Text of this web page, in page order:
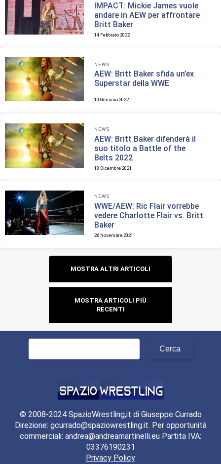
IMPACT: Mickie James vuole
andare in AEW per affrontare
Britt Baker
14 Febbraio 2022
NEWS
AEW: Britt Baker sfida un’ex
Superstar della WWE
10 Gennaio 2022
NEWS
AEW: Britt Baker difenderà il
suo titolo a Battle of the
Belts 2022
18 Dicembre 2021
NEWS
WWE/AEW: Ric Flair vorrebbe
vedere Charlotte Flair vs. Britt
Baker
26 Novembre 2021
Navigazione
articoli
MOSTRA ALTRI ARTICOLI
MOSTRA ARTICOLI PIÙ
RECENTI
Ricerca
© 2008-2024 SpazioWrestling,it di Giuseppe Currado
Direzione: gcurrado@spaziowrestling.it. Per opportunità
commerciali: andrea@andreamartinelli.eu Partita IVA:
03376190231
Privacy Policy